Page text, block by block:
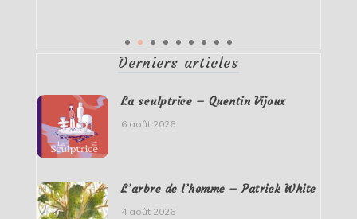
Derniers articles
La sculptrice – Quentin Vijoux
6 août 2026
L’arbre de l’homme – Patrick White
4 août 2026